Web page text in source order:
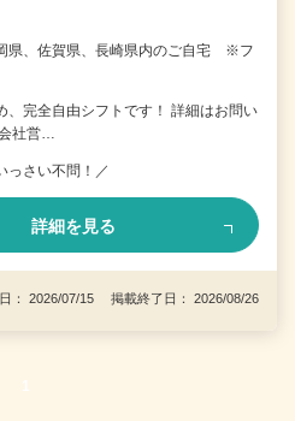
県、佐賀県、長崎県内のご自宅 ※フ
、完全自由シフトです！ 詳細はお問い
社営…
っさい不問！／
詳細を見る
： 2026/07/15 掲載終了日： 2026/08/26
1